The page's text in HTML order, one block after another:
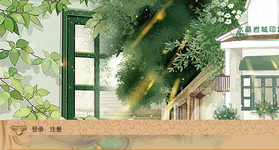
无图版 风格切换 帮助 Home首页
登录 注册